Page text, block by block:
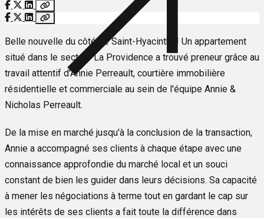
Belle nouvelle du côté de Saint-Hyacinthe! Un appartement
situé dans le secteur La Providence a trouvé preneur grâce au
travail attentif d'Annie Perreault, courtière immobilière
résidentielle et commerciale au sein de l'équipe Annie &
Nicholas Perreault.
De la mise en marché jusqu'à la conclusion de la transaction,
Annie a accompagné ses clients à chaque étape avec une
connaissance approfondie du marché local et un souci
constant de bien les guider dans leurs décisions. Sa capacité
à mener les négociations à terme tout en gardant le cap sur
les intérêts de ses clients a fait toute la différence dans